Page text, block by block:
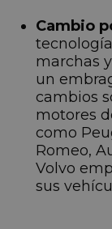
Cambio
marchas
un
cambios
motores
como
Romeo,
Volvo
sus